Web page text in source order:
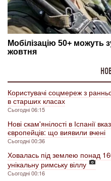
Користувачі соцмереж з
в старших класах
Сьогодні 06:15
Нові скам'янілості в Іспанії
європейців: що виявили вчені
Сьогодні 00:36
Ховалась під землею понад
унікальну римську віллу
Сьогодні 00:16